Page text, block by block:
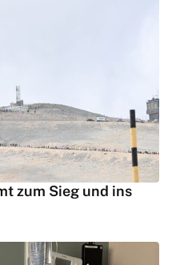
zum Sieg und ins